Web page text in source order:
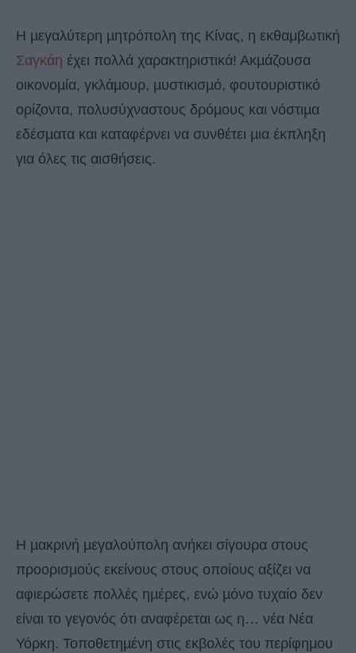
Η µεγαλύτερη µητρόπολη της Κίνας, η εκθαμβωτική
Σαγκάη έχει πολλά χαρακτηριστικά! Ακµάζουσα
οικονοµία, γκλάµουρ, µυστικισµό, φουτουριστικό
ορίζοντα, πολυσύχναστους δρόµους και νόστιµα
εδέσµατα και καταφέρνει να συνθέτει µια έκπληξη
για όλες τις αισθήσεις.
Η µακρινή µεγαλούπολη ανήκει σίγουρα στους
προορισµούς εκείνους στους οποίους αξίζει να
αφιερώσετε πολλές ηµέρες, ενώ µόνο τυχαίο δεν
είναι το γεγονός ότι αναφέρεται ως η… νέα Νέα
Υόρκη. Τοποθετηµένη στις εκβολές του περίφηµου